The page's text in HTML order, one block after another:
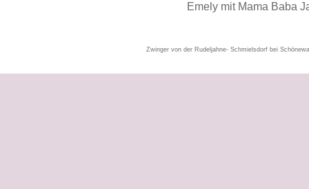
Emely mit Mama
Zwinger von der Rudeljahne- Schmielsdorf bei